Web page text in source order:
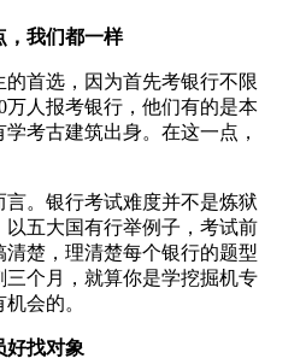
我们都一样
首选，因为首先考银行不限
人报考银行，他们有的是本
考古建筑出身。在这一点，
。银行考试难度并不是炼狱
五大国有行举例子，考试前
楚，理清楚每个银行的题型
个月，就算你是学挖掘机专
会的。
找对象